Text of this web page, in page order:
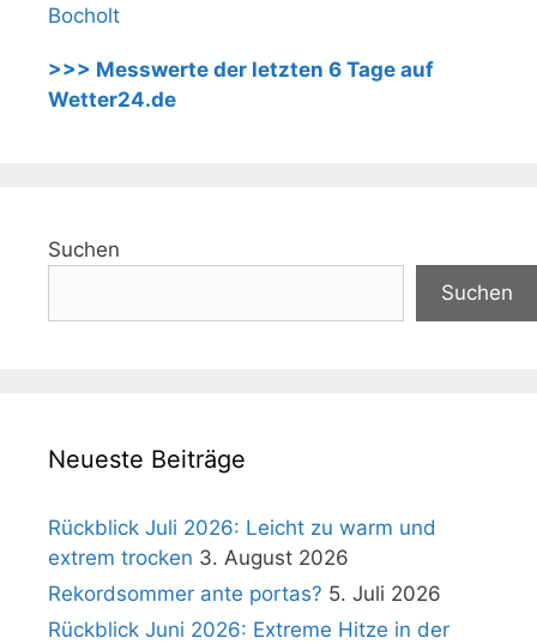
Bocholt
>>> Messwerte der letzten 6 Tage auf
Wetter24.de
Suchen
Suchen
Neueste Beiträge
Rückblick Juli 2026: Leicht zu warm und
extrem trocken 3. August 2026
Rekordsommer ante portas? 5. Juli 2026
Rückblick Juni 2026: Extreme Hitze in der